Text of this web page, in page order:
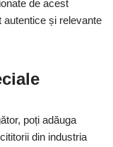
de acest
autentice și relevante
poți adăuga
din industria